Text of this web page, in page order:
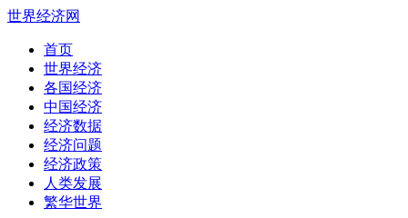
世界经济网
首页
世界经济
各国经济
中国经济
经济数据
经济问题
经济政策
人类发展
繁华世界